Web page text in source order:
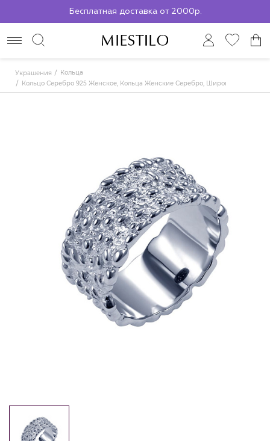
По всей России до ПВЗ СДЭК
Украшения
Кольца
Кольцо Серебро 925 Женское, Кольца Женские Серебро, Широкое Кольцо